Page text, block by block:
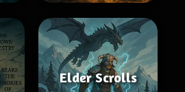
Elder Scrolls